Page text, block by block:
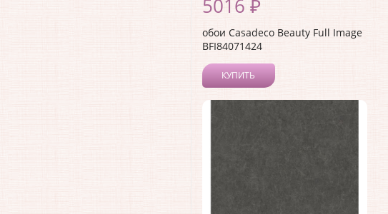
5016 ₽
обои Casadeco Beauty Full Image
BFI84071424
КУПИТЬ